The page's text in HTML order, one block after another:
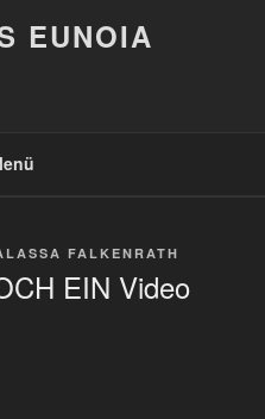
EUNOIA
FALKENRATH
EIN Video